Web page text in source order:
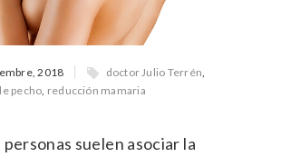
2018 doctor Julio Terrén,
pecho, reducción mamaria
suelen asociar la